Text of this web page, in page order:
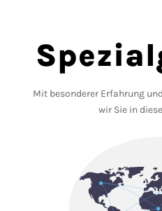
Mit besonderer Erfahrung
wir Sie in